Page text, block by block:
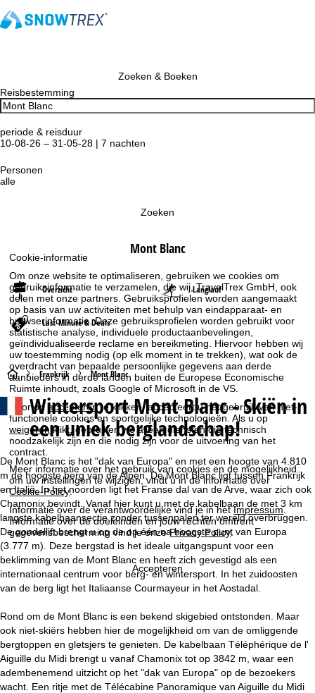
Cookie-informatie
Om onze website te optimaliseren, gebruiken we cookies om
gebruiksinformatie te verzamelen, die wij, TravelTrex GmbH, ook
delen met onze partners. Gebruiksprofielen worden aangemaakt
op basis van uw activiteiten met behulp van eindapparaat- en
browserinformatie. Deze gebruiksprofielen worden gebruikt voor
statistische analyse, individuele productaanbevelingen,
geïndividualiseerde reclame en bereikmeting. Hiervoor hebben wij
uw toestemming nodig (op elk moment in te trekken), wat ook de
overdracht van bepaalde persoonlijke gegevens aan derde
aanbieders in derde landen buiten de Europese Economische
Ruimte inhoudt, zoals Google of Microsoft in de VS.
Door opaccepterente klikken, accepteert u het gebruik van niet-
functionele cookies en soortgelijke technologieën. Als u op
weigerenklikt, gebruiken we alleen diensten die technisch
noodzakelijk zijn en die nodig zijn voor de uitvoering van het
contract.
Meer informatie over het gebruik van cookies en de mogelijkheid
om uw instellingen te wijzigen, vindt u in de informatie over
Cookie-Policy.
Informatie over de verantwoordelijke vind je in hetImpressum.
Informatie over de doeleinden en jouw rechten omtrent
gegevensbescherming vind je onzePrivacy Policy.
Accepteren
Zoeken & Boeken
Reisbestemming
periode & reisduur
10-08-26 – 31-05-28 | 7 nachten
Personen
alle
Zoeken
Mont Blanc
Overzicht Langlauf
Last-Minute & Deals
S
a
r
t
p
a
g
n
a
Frankrijk Mont Blanc
Wintersport Mont Blanc - Skiën in
een uniek berglandschap!
De Mont Blanc is het "dak van Europa" en met een hoogte van 4.810
m de hoogste berg van de Alpen. De Mont Blanc ligt tussen Frankrijk
en Italië. In het noorden ligt het Franse dal van de Arve, waar zich ook
Chamonix bevindt. Vanaf hier kunt u met de kabelbaan de met 3 km
langste kabelbaansectie zonder tussenpalen ter wereld overbruggen.
De gondellift brengt u op de op één na hoogste punt van Europa
(3.777 m). Deze bergstad is het ideale uitgangspunt voor een
beklimming van de Mont Blanc en heeft zich gevestigd als een
internationaal centrum voor berg- en wintersport. In het zuidoosten
van de berg ligt het Italiaanse Courmayeur in het Aostadal.
Rond om de Mont Blanc is een bekend skigebied ontstonden. Maar
ook niet-skiërs hebben hier de mogelijkheid om van de omliggende
bergtoppen en gletsjers te genieten. De kabelbaan Téléphérique de l'
Aiguille du Midi brengt u vanaf Chamonix tot op 3842 m, waar een
adembenemend uitzicht op het "dak van Europa" op de bezoekers
wacht. Een ritje met de Télécabine Panoramique van Aiguille du Midi